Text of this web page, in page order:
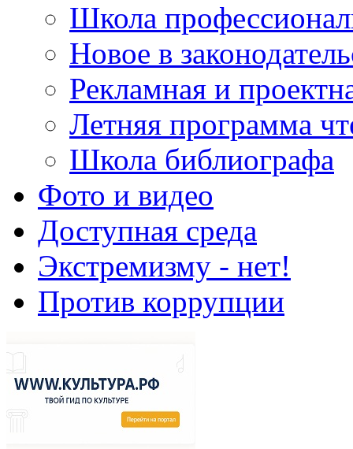
Школа
Новое в
Рекламная и
Летняя программа
Школа библиографа
Фото и видео
Доступная среда
Экстремизму - нет!
Против коррупции